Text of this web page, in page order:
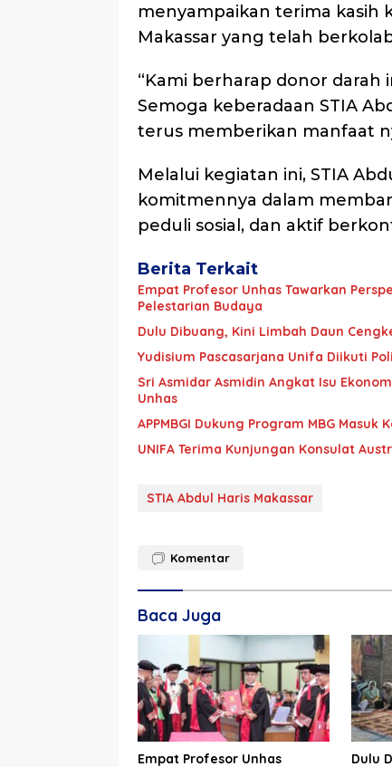
menyampaikan terima kasih
Makassar yang telah
“Kami berharap donor
Semoga keberadaan STIA
terus memberikan manfaat
Melalui kegiatan ini, STIA
komitmennya dalam
peduli sosial, dan aktif
Berita Terkait
Empat Profesor Unhas Tawarkan
Pelestarian Budaya
Dulu Dibuang, Kini Limbah Daun
Yudisium Pascasarjana Unifa Diikuti
Sri Asmidar Asmidin Angkat Isu
Unhas
APPMBGI Dukung Program MBG
UNIFA Terima Kunjungan Konsulat
STIA Abdul Haris Makassar
Komentar
Baca Juga
Empat Profesor Unhas Dulu